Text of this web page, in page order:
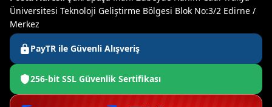
Üniversitesi Teknoloji Geliştirme Bölgesi Blok No:3/2 Edirne /
Merkez
PayTR ile Güvenli Alışveriş
256-bit SSL Güvenlik Sertifikası